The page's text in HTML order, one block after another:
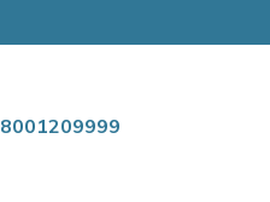
8001209999